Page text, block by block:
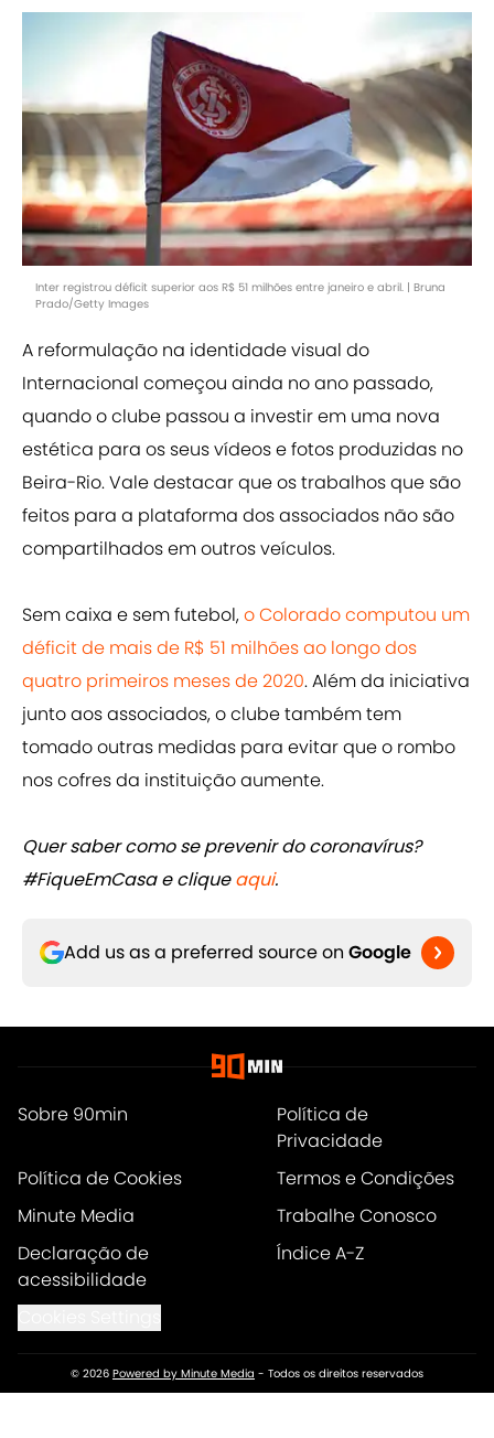
Inter registrou déficit superior aos R$ 51 milhões entre janeiro e abril. | Bruna
Prado/Getty Images
A reformulação na identidade visual do
Internacional começou ainda no ano passado,
quando o clube passou a investir em uma nova
estética para os seus vídeos e fotos produzidas no
Beira-Rio. Vale destacar que os trabalhos que são
feitos para a plataforma dos associados não são
compartilhados em outros veículos.
Sem caixa e sem futebol,o Colorado computou um
déficit de mais de R$ 51 milhões ao longo dos
quatro primeiros meses de 2020. Além da iniciativa
junto aos associados, o clube também tem
tomado outras medidas para evitar que o rombo
nos cofres da instituição aumente.
Quer saber como se prevenir do coronavírus?
#FiqueEmCasa e cliqueaqui.
Add us as a preferred source on Google
Sobre 90min
Política de
Privacidade
Política de Cookies
Termos e Condições
Minute Media
Trabalhe Conosco
Declaração de
acessibilidade
Índice A-Z
© 2026 Powered by Minute Media - Todos os direitos reservados